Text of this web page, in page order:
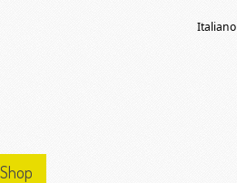
Italiano
Shop